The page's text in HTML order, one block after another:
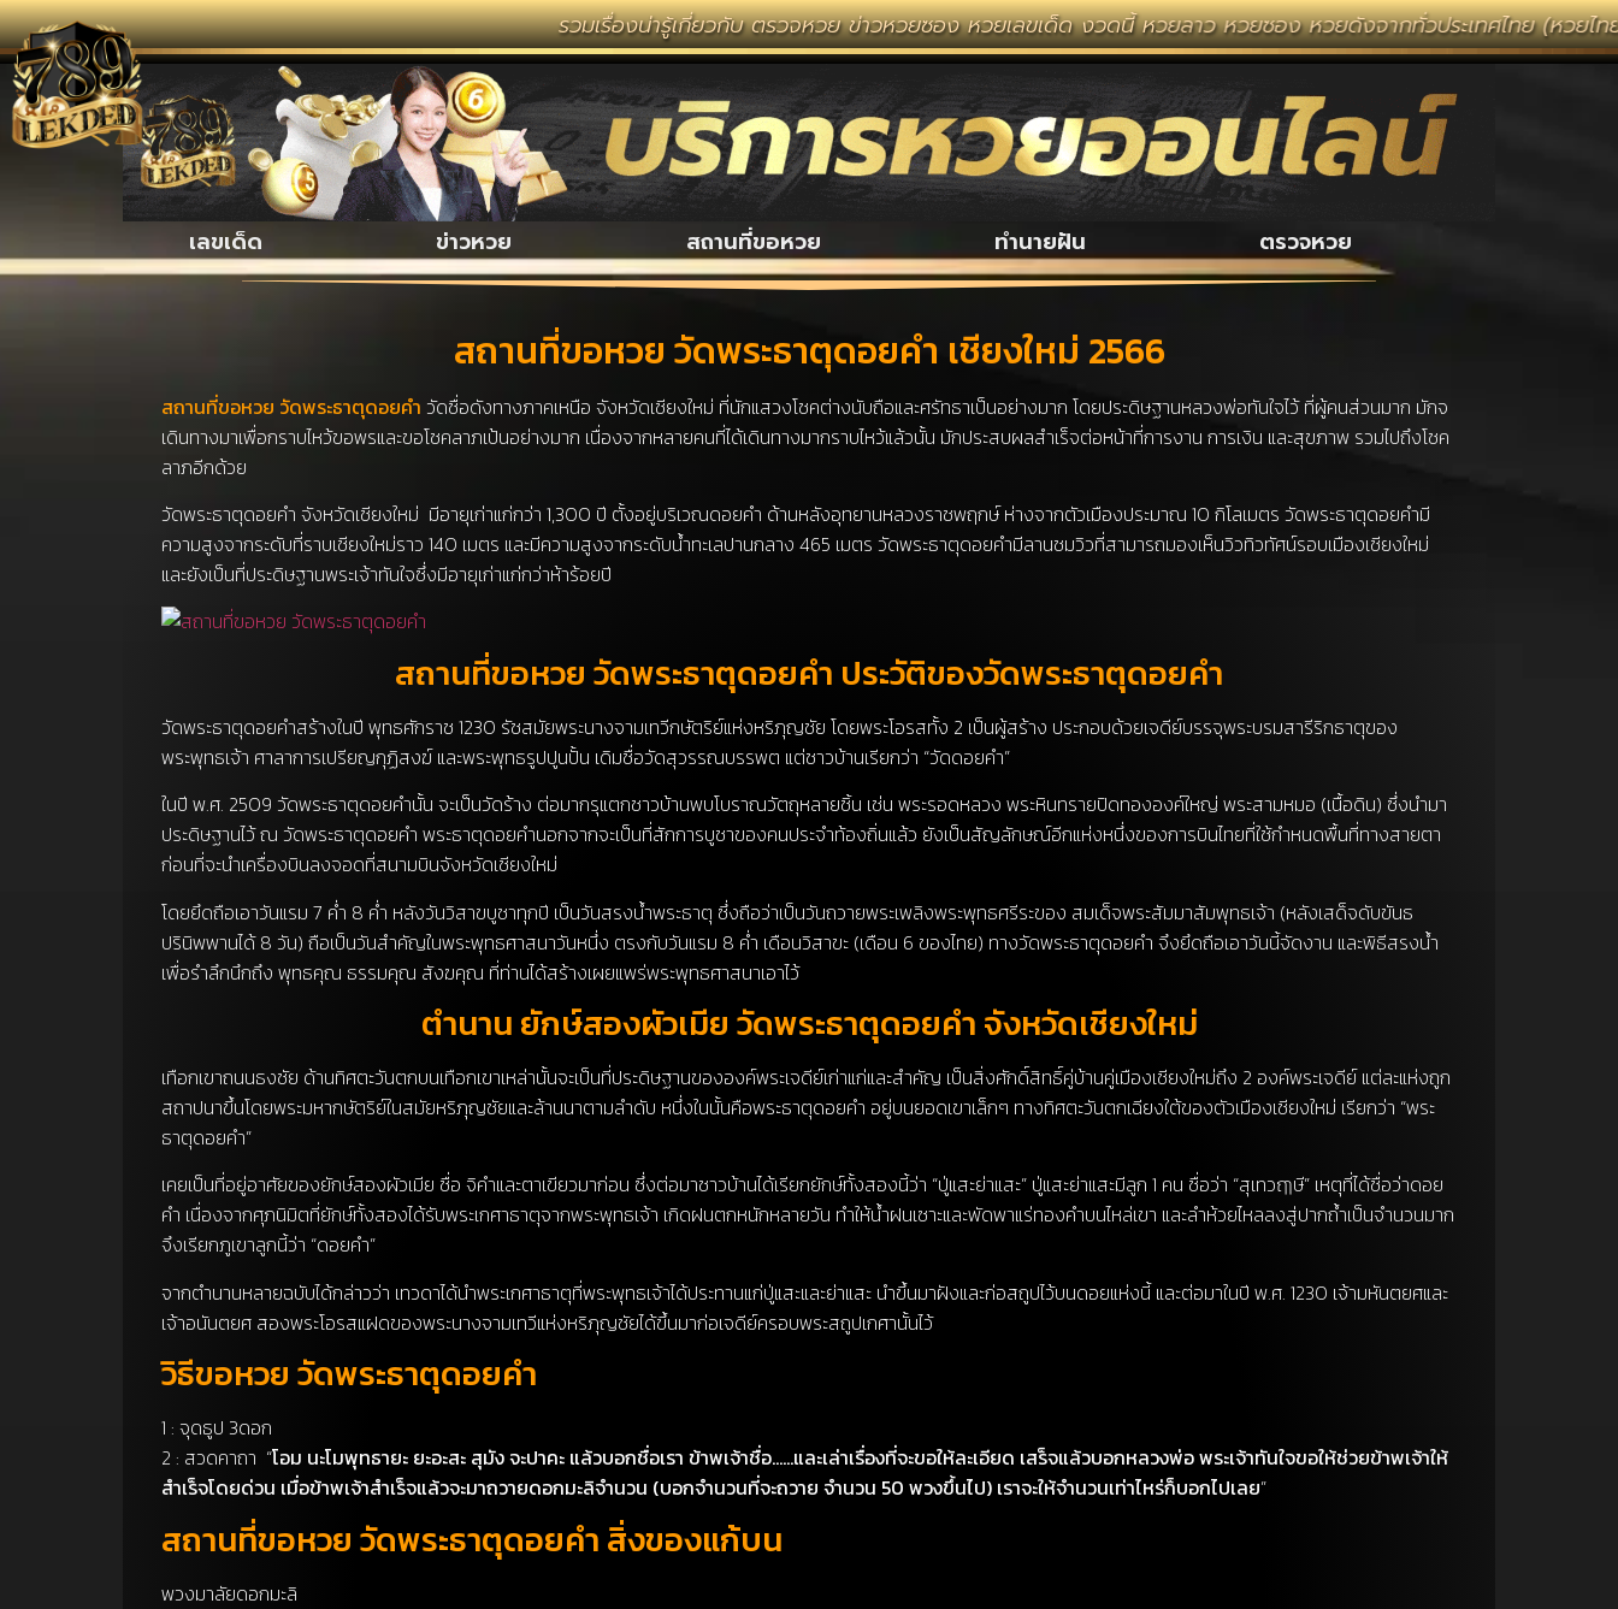
รวมเรื่องน่ารู้เกี่ยวกับ ตรวจหวย ข่าวหวยซอง หวยเลขเด็ด งวดนี้ หวยลาว หวยซอง หวยดังจากทั่วประเทศไทย (หวยไทยรัฐ หวยแม่
เลขเด็ด ข่าวหวย สถานที่ขอหวย ทำนายฝัน ตรวจหวย
สถานที่ขอหวย วัดพระธาตุดอยคำ เชียงใหม่ 2566
สถานที่ขอหวย วัดพระธาตุดอยคำ วัดชื่อดังทางภาคเหนือ จังหวัดเชียงใหม่ ที่นักแสวงโชคต่างนับถือและศรัทธาเป็นอย่างมาก โดยประดิษฐานหลวงพ่อทันใจไว้ ที่ผู้คนส่วนมาก มักจ
เดินทางมาเพื่อกราบไหว้ขอพรและขอโชคลาภเป้นอย่างมาก เนื่องจากหลายคนที่ได้เดินทางมากราบไหว้แล้วนั้น มักประสบผลสำเร็จต่อหน้าที่การงาน การเงิน และสุขภาพ รวมไปถึงโชค
ลาภอีกด้วย
วัดพระธาตุดอยคำ จังหวัดเชียงใหม่ มีอายุเก่าแก่กว่า 1,300 ปี ตั้งอยู่บริเวณดอยคำ ด้านหลังอุทยานหลวงราชพฤกษ์ ห่างจากตัวเมืองประมาณ 10 กิโลเมตร วัดพระธาตุดอยคำมี
ความสูงจากระดับที่ราบเชียงใหม่ราว 140 เมตร และมีความสูงจากระดับน้ำทะเลปานกลาง 465 เมตร วัดพระธาตุดอยคำมีลานชมวิวที่สามารถมองเห็นวิวทิวทัศน์รอบเมืองเชียงใหม่
และยังเป็นที่ประดิษฐานพระเจ้าทันใจซึ่งมีอายุเก่าแก่กว่าห้าร้อยปี
สถานที่ขอหวย วัดพระธาตุดอยคำ ประวัติของวัดพระธาตุดอยคำ
วัดพระธาตุดอยคำสร้างในปี พุทธศักราช 1230 รัชสมัยพระนางจามเทวีกษัตริย์แห่งหริภุญชัย โดยพระโอรสทั้ง 2 เป็นผู้สร้าง ประกอบด้วยเจดีย์บรรจุพระบรมสารีริกธาตุของ
พระพุทธเจ้า ศาลาการเปรียญกุฏิสงฆ์ และพระพุทธรูปปูนปั้น เดิมชื่อวัดสุวรรณบรรพต แต่ชาวบ้านเรียกว่า “วัดดอยคำ”
ในปี พ.ศ. 2509 วัดพระธาตุดอยคำนั้น จะเป็นวัดร้าง ต่อมากรุแตกชาวบ้านพบโบราณวัตถุหลายชิ้น เช่น พระรอดหลวง พระหินทรายปิดทององค์ใหญ่ พระสามหมอ (เนื้อดิน) ซึ่งนำมา
ประดิษฐานไว้ ณ วัดพระธาตุดอยคำ พระธาตุดอยคำนอกจากจะเป็นที่สักการบูชาของคนประจำท้องถิ่นแล้ว ยังเป็นสัญลักษณ์อีกแห่งหนึ่งของการบินไทยที่ใช้กำหนดพื้นที่ทางสายตา
ก่อนที่จะนำเครื่องบินลงจอดที่สนามบินจังหวัดเชียงใหม่
โดยยึดถือเอาวันแรม 7 ค่ำ 8 ค่ำ หลังวันวิสาขบูชาทุกปี เป็นวันสรงน้ำพระธาตุ ซึ่งถือว่าเป็นวันถวายพระเพลิงพระพุทธศรีระของ สมเด็จพระสัมมาสัมพุทธเจ้า (หลังเสด็จดับขันธ
ปรินิพพานได้ 8 วัน) ถือเป็นวันสำคัญในพระพุทธศาสนาวันหนึ่ง ตรงกับวันแรม 8 ค่ำ เดือนวิสาขะ (เดือน 6 ของไทย) ทางวัดพระธาตุดอยคำ จึงยึดถือเอาวันนี้จัดงาน และพิธีสรงน้ำ
เพื่อรำลึกนึกถึง พุทธคุณ ธรรมคุณ สังฆคุณ ที่ท่านได้สร้างเผยแพร่พระพุทธศาสนาเอาไว้
ตำนาน ยักษ์สองผัวเมีย วัดพระธาตุดอยคำ จังหวัดเชียงใหม่
เทือกเขาถนนธงชัย ด้านทิศตะวันตกบนเทือกเขาเหล่านั้นจะเป็นที่ประดิษฐานขององค์พระเจดีย์เก่าแก่และสำคัญ เป็นสิ่งศักดิ์สิทธิ์คู่บ้านคู่เมืองเชียงใหม่ถึง 2 องค์พระเจดีย์ แต่ละแห่งถูก
สถาปนาขึ้นโดยพระมหากษัตริย์ในสมัยหริภุญชัยและล้านนาตามลำดับ หนึ่งในนั้นคือพระธาตุดอยคำ อยู่บนยอดเขาเล็กๆ ทางทิศตะวันตกเฉียงใต้ของตัวเมืองเชียงใหม่ เรียกว่า “พระ
ธาตุดอยคำ”
เคยเป็นที่อยู่อาศัยของยักษ์สองผัวเมีย ชื่อ จิคำและตาเขียวมาก่อน ซึ่งต่อมาชาวบ้านได้เรียกยักษ์ทั้งสองนี้ว่า “ปู่แสะย่าแสะ” ปู่แสะย่าแสะมีลูก 1 คน ชื่อว่า “สุเทวฤๅษี” เหตุที่ได้ชื่อว่าดอย
คำ เนื่องจากศุภนิมิตที่ยักษ์ทั้งสองได้รับพระเกศาธาตุจากพระพุทธเจ้า เกิดฝนตกหนักหลายวัน ทำให้น้ำฝนเซาะและพัดพาแร่ทองคำบนไหล่เขา และลำห้วยไหลลงสู่ปากถ้ำเป็นจำนวนมาก
จึงเรียกภูเขาลูกนี้ว่า “ดอยคำ”
จากตำนานหลายฉบับได้กล่าวว่า เทวดาได้นำพระเกศาธาตุที่พระพุทธเจ้าได้ประทานแก่ปู่แสะและย่าแสะ นำขึ้นมาฝังและก่อสถูปไว้บนดอยแห่งนี้ และต่อมาในปี พ.ศ. 1230 เจ้ามหันตยศและ
เจ้าอนันตยศ สองพระโอรสแฝดของพระนางจามเทวีแห่งหริภุญชัยได้ขึ้นมาก่อเจดีย์ครอบพระสถูปเกศานั้นไว้
วิธีขอหวย วัดพระธาตุดอยคำ
1 : จุดธูป 3ดอก
2 : สวดคาถา “โอม นะโมพุทธายะ ยะอะสะ สุมัง จะปาคะ แล้วบอกชื่อเรา ข้าพเจ้าชื่อ……และเล่าเรื่องที่จะขอให้ละเอียด เสร็จแล้วบอกหลวงพ่อ พระเจ้าทันใจขอให้ช่วยข้าพเจ้าให้
สำเร็จโดยด่วน เมื่อข้าพเจ้าสำเร็จแล้วจะมาถวายดอกมะลิจำนวน (บอกจำนวนที่จะถวาย จำนวน 50 พวงขึ้นไป) เราจะให้จำนวนเท่าไหร่ก็บอกไปเลย”
สถานที่ขอหวย วัดพระธาตุดอยคำ สิ่งของแก้บน
พวงมาลัยดอกมะลิ